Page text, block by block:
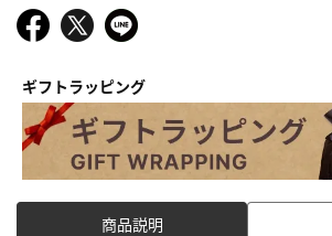
ギフトラッピング
商品説明